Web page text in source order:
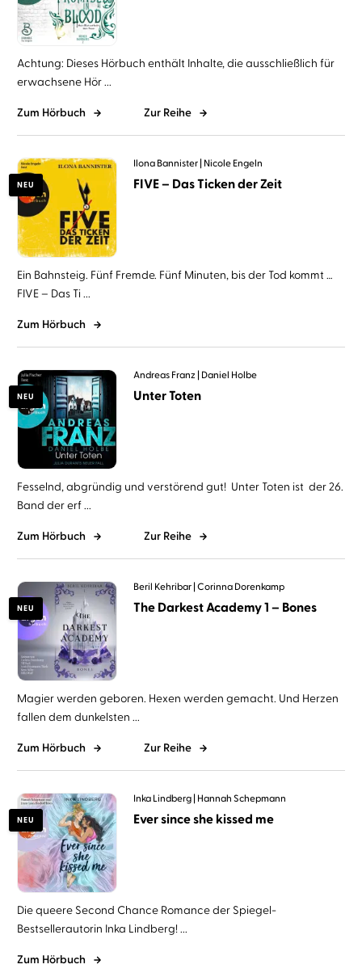
Achtung: Dieses Hörbuch enthält Inhalte, die ausschließlich für
erwachsene Hör ...
Zum Hörbuch Zur Reihe
NEU
Ilona Bannister Nicole Engeln
FIVE – Das Ticken der Zeit
Ein Bahnsteig. Fünf Fremde. Fünf Minuten, bis der Tod kommt …
FIVE – Das Ti ...
Zum Hörbuch
NEU
Andreas Franz Daniel Holbe
Unter Toten
Fesselnd, abgründig und verstörend gut! Unter Toten ist der 26.
Band der erf ...
Zum Hörbuch Zur Reihe
NEU
Beril Kehribar Corinna Dorenkamp
The Darkest Academy 1 – Bones
Magier werden geboren. Hexen werden gemacht. Und Herzen
fallen dem dunkelsten ...
Zum Hörbuch Zur Reihe
NEU
Inka Lindberg Hannah Schepmann
Ever since she kissed me
Die queere Second Chance Romance der Spiegel-
Bestsellerautorin Inka Lindberg! ...
Zum Hörbuch